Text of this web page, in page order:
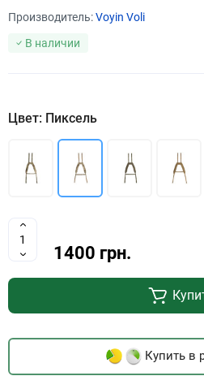
Производитель:Voyin Voli
В наличии
Цвет: Пиксель
1400 грн.
Купить в